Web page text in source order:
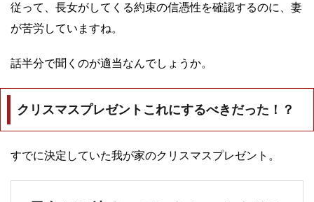
従って、長女がしてくる約束の信憑性を確認するのに、妻
が苦労していますね。
話半分で聞くのが適当なんでしょうか。
クリスマスプレゼントこれにするべきだった！？
すでに決定していた我が家のクリスマスプレゼント。